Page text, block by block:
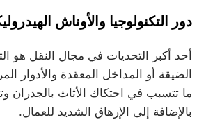
دور التكنولوجيا والأوناش
أحد أكبر التحديات في مجال النقل هو
الضيقة أو المداخل المعقدة والأدوار
ما تتسبب في احتكاك الأثاث بالجدران
بالإضافة إلى الإرهاق الشديد للعمال.